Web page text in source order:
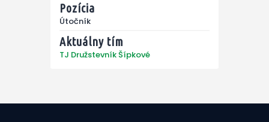
Pozícia
Útočník
Aktuálny tím
TJ Družstevník Šípkové